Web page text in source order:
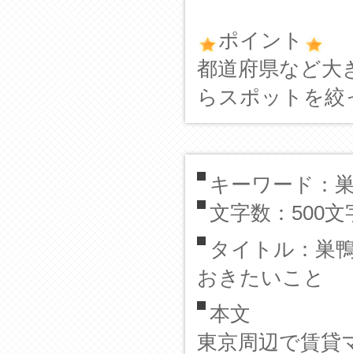
ポイント
都道府県など大
らスポットを
キーワード：
文字数：500文
タイトル：巣
おきたいこと
本文
東京周辺で賃貸